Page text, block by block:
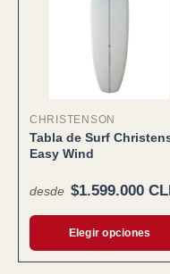
CHRISTENSON
Tabla de Surf
Easy Wind
Precio normal
desde $1.599.000
Elegir opciones